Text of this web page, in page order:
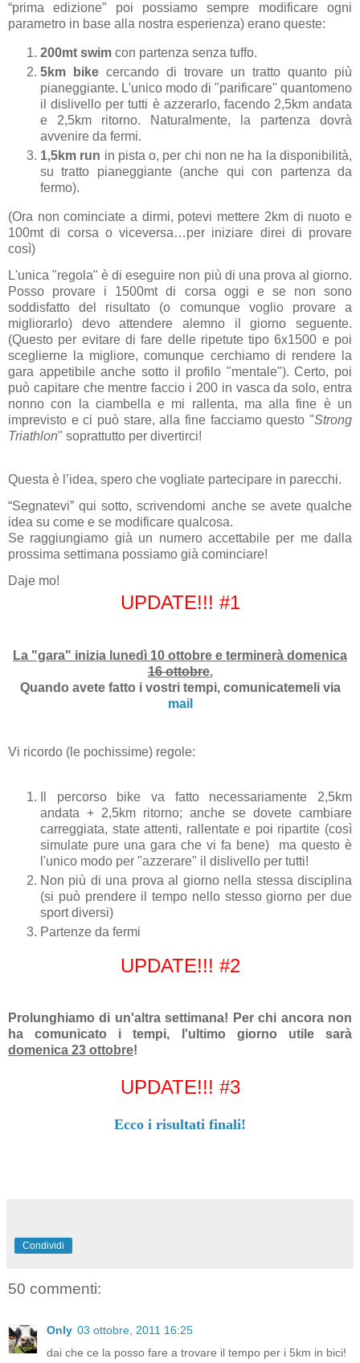
“prima edizione” poi possiamo sempre modificare ogni
parametro in base alla nostra esperienza) erano queste:
200mt swim con partenza senza tuffo.
5km
bike cercando di trovare un tratto quanto più
pianeggiante. L'unico modo di "parificare" quantomeno
il dislivello per tutti è azzerarlo, facendo 2,5km andata
e 2,5km ritorno. Naturalmente, la partenza dovrà
avvenire da fermi.
1,5km run in pista o, per chi non ne ha la disponibilità,
su tratto pianeggiante (anche qui con partenza da
fermo).
(Ora non cominciate a dirmi, potevi mettere 2km di nuoto e
100mt di corsa o viceversa…per iniziare direi di provare
così)
L'unica "regola" è di eseguire non più di una prova al giorno.
Posso provare i 1500mt di corsa oggi e se non sono
soddisfatto del risultato (o comunque voglio provare a
migliorarlo) devo attendere alemno il giorno seguente.
(Questo per evitare di fare delle ripetute tipo 6x1500 e poi
sceglierne la migliore, comunque cerchiamo di rendere la
gara appetibile anche sotto il profilo "mentale"). Certo, poi
può capitare che mentre faccio i 200 in vasca da solo, entra
nonno con la ciambella e mi rallenta, ma alla fine è un
imprevisto e ci può stare, alla fine facciamo questo "Strong
Triathlon" soprattutto per divertirci!
Questa è l’idea, spero che vogliate partecipare in parecchi.
“Segnatevi” qui sotto, scrivendomi anche se avete qualche
idea su come e se modificare qualcosa.
Se raggiungiamo già un numero accettabile per me dalla
prossima settimana possiamo già cominciare!
Daje mo!
UPDATE!!! #1
La "gara" inizia lunedì 10 ottobre e terminerà domenica
16 ottobre.
Quando avete fatto i vostri tempi, comunicatemeli via
mail
Vi ricordo (le pochissime) regole:
Il percorso bike va fatto necessariamente 2,5km
andata + 2,5km ritorno; anche se dovete cambiare
carreggiata, state attenti, rallentate e poi ripartite (così
simulate pure una gara che vi fa bene) ma questo è
l'unico modo per "azzerare" il dislivello per tutti!
Non più di una prova al giorno nella stessa disciplina
(si può prendere il tempo nello stesso giorno per due
sport diversi)
Partenze da fermi
UPDATE!!! #2
Prolunghiamo di un'altra settimana! Per chi ancora non
ha comunicato i tempi, l'ultimo giorno utile sarà
domenica 23 ottobre!
UPDATE!!! #3
Ecco i risultati finali!
Condividi
50 commenti:
Only 03 ottobre, 2011 16:25
dai che ce la posso fare a trovare il tempo per i 5km in bici!